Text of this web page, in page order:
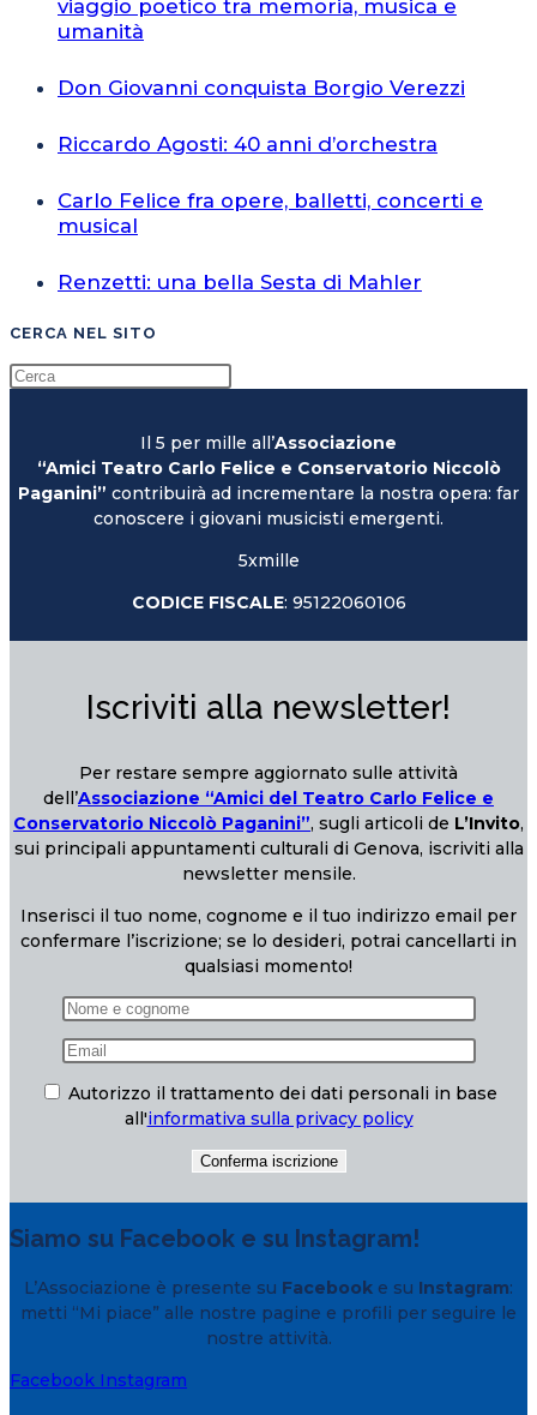
viaggio poetico tra memoria, musica e
umanità
Don Giovanni conquista Borgio Verezzi
Riccardo Agosti: 40 anni d’orchestra
Carlo Felice fra opere, balletti, concerti e
musical
Renzetti: una bella Sesta di Mahler
CERCA NEL SITO
Il 5 per mille all’Associazione
“Amici Teatro Carlo Felice e Conservatorio Niccolò
Paganini” contribuirà ad incrementare la nostra opera: far
conoscere i giovani musicisti emergenti.
5xmille
CODICE FISCALE: 95122060106
Iscriviti alla newsletter!
Per restare sempre aggiornato sulle attività
dell’Associazione “Amici del Teatro Carlo Felice e
Conservatorio Niccolò Paganini”, sugli articoli de L’Invito,
sui principali appuntamenti culturali di Genova, iscriviti alla
newsletter mensile.
Inserisci il tuo nome, cognome e il tuo indirizzo email per
confermare l’iscrizione; se lo desideri, potrai cancellarti in
qualsiasi momento!
Autorizzo il trattamento dei dati personali in base
all'informativa sulla privacy policy
Siamo su Facebook e su Instagram!
L’Associazione è presente su Facebook e su Instagram:
metti “Mi piace” alle nostre pagine e profili per seguire le
nostre attività.
Facebook Instagram